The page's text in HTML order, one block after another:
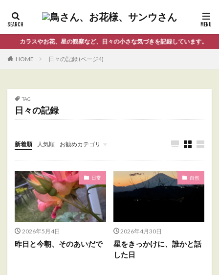
カラスやお花、星の観察など、日々の小さな気づきを記録しています。
HOME 日々の記録 (ページ4)
TAG
日々の記録
新着順 人気順 お勧めカテゴリ
Uncategorized
日常
2026年5月4日
昨日と今朝、そのあいだで
自然
2026年4月30日
星をきっかけに、誰かと話
した日